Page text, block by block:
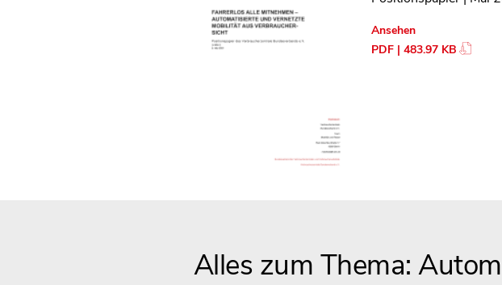
Ansehen
PDF | 483.97 KB
Alles zum Thema: